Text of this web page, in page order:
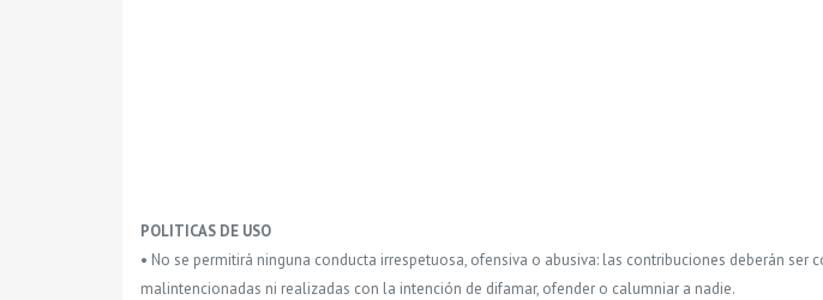
POLITICAS DE USO
• No se permitirá ninguna conducta irrespetuosa, ofensiva o abusiva: las contribuciones deberán ser
malintencionadas ni realizadas con la intención de difamar, ofender o calumniar a nadie.